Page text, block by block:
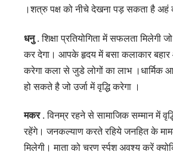
।शत्रु पक्ष को नीचे देखना पड़ सकता है अहं
धनु . शिक्षा प्रतियोगिता में सफलता मिलेगी
कर देगा। आपके हृदय में बसा कलाकार
करेगा कला से जुडे लोगों का लाभ ।धार्मिक
हो सकते है जो उर्जा में वृद्धि करेगा ।
मकर .विनम्र रहने से सामाजिक सम्मान में
रहेंगे। जनकल्याण करते रहिये जनहित के
मिलेगी। माता को चरण र्स्पश अवश्य करें